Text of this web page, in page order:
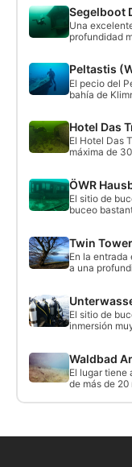
con las
rápidamente.
Segelboot
Una
profundidad
de una
17m, y una
Peltastis
El pecio del
bahía de
Hotel Das
El Hotel Das
máxima de
12m. Entra
embarcadero.
ÖWR
El sitio de
buceo
Twin
En la
a una
izquierda,
Torres
El sitio de
inmersión
media de
como palos
otro.
Waldbad
El lugar tiene
de más de
grandes
de las horas